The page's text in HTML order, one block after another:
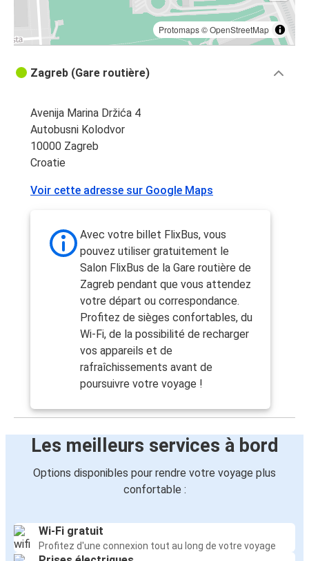
Protomaps©OpenStreetMap
Zagreb (Gare routière)
Avenija Marina Držića 4
Autobusni Kolodvor
10000 Zagreb
Croatie
Voir cette adresse sur Google Maps
Avec votre billet FlixBus, vous
pouvez utiliser gratuitement le
Salon FlixBus de la Gare routière de
Zagreb pendant que vous attendez
votre départ ou correspondance.
Profitez de sièges confortables, du
Wi-Fi, de la possibilité de recharger
vos appareils et de
rafraîchissements avant de
poursuivre votre voyage !
Les meilleurs services à bord
Options disponibles pour rendre votre voyage plus
confortable :
Wi-Fi gratuit
Profitez d'une connexion tout au long de votre voyage